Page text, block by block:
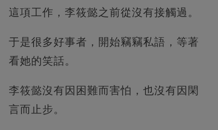
這項工作，李筱懿之前從沒有接觸過。
于是很多好事者，開始竊竊私語，等著
看她的笑話。
李筱懿沒有因困難而害怕，也沒有因閑
言而止步。